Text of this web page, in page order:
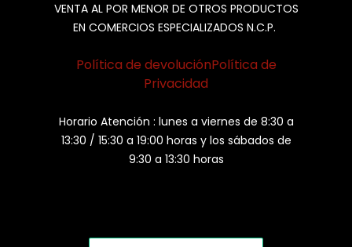
VENTA AL POR MENOR DE OTROS PRODUCTOS
EN COMERCIOS ESPECIALIZADOS N.C.P.
Política de devoluciónPolítica de
Privacidad
Horario Atención : lunes a viernes de 8:30 a
13:30 / 15:30 a 19:00 horas y los sábados de
9:30 a 13:30 horas